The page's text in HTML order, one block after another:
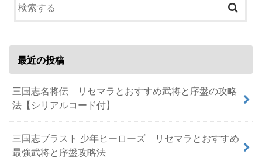
最近の投稿
三国志名将伝 リセマラとおすすめ武将と序盤の攻略
法【シリアルコード付】
三国志ブラスト 少年ヒーローズ リセマラとおすすめ
最強武将と序盤攻略法